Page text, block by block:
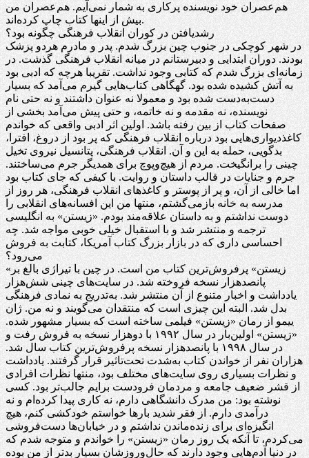
هم‌عصران خود نویسنده پرکاری به شمار نمی‌آیم. هم‌عصران من
بیش از اینها کتاب چاپ کرده‌اند.
رشدیافتن در کوران انقلاب فرهنگی چگونه بود؟
در شهر کوچکی در جنوب چین بزرگ شدم. پدر و مادرم هردو پزشک
بودند. دوران ابتدایی و دبیرستانم در میانه انقلاب فرهنگی گذشت. در
زمانه‌ای بزرگ شدم که کتابی وجود نداشت. تقریبا هرچه که ادبی بود
به آتش کشیده شده بود. گهگاهی کتاب‌هایی گیرم می‌آمد که بسیار
دست‌به‌دست شده بود و معمولا نه عنوان داشتند و نه حتی نام
نویسنده، نه مقدمه و نه خاتمه، و حتی پیش می‌آمد بخشی از
صفحات کتاب از بین رفته باشد. اولین اثر ادبی واقعی که خواندم
کاغذدیواری‌هایی بود درباره انقلاب فرهنگی که پر بود از دروغ، افترا،
بدگویی، حمله به این و آن. انقلاب فرهنگی، پتانسیل نیروی تخیل
چینی را برانگیخت. مردم از هیچ‌وپوچ برای همدیگر جرم می‌ساختند.
جرم و جنایات در قالب داستان و روایت. با کیفی که جای کتاب بود
اما خالی از آن، و پر از پوستر و کاغذهای انقلاب فرهنگی، هر روز از
مدرسه به خانه بازمی‌گشتم، منتها من این افسانه‌های انقلابی را
دوست نداشتم و به داستان علاقه‌مند بودم. «زیستن» به انگلیسی
ترجمه و منتشر شد و با استقبال خیلی خوبی مواجه شد. چه
احساسی داری که در بازار بزرگ کتاب آمریکا، کتابت به فروش
می‌رود؟
«زیستن» پرفروش‌ترین کتاب من است. در چین با تیراژی بالغ بر
پانصدهزار نسخه فروخته شد. در سایت‌های چینی شش‌هزار
یادداشت و اخبار متنوع از آن منتشر شد. به‌تدریج به نمادی فرهنگی
بدل شد. البته این چیزی است که منتقدان می‌گویند و نه من. ژان
ییمو از رمان «زیستن» فیلمی ساخته است که بسیار مشهور شده.
«زیستن» اولین‌بار در سال ۱۹۹۲ با دوهزار نسخه به فروش رفت و
در سال ۱۹۹۸ با پانصدهزار نسخه پرفروش‌ترین کتاب سال شد.
هزاران نفر از خواندن کتاب به‌شدت تحت‌تاثیر قرار گرفتند. یادداشت
و نظرات بسیاری روی سایت‌های مختلف بود، منتها نظرات افرادی
از قشر ضعیف جامعه و مردمان فرودست برایم جالب‌تر بود. کسی
نوشته بود: من مدرک دانشگاهی دارم، نه کاری پیدا کرده‌ام و نه
درآمدی دارم. از فقر شدید بارها خواستم خودکشی کنم، هیچ
انگیزه‌ای برای زنده‌ماندن نداشتم و در خیابان‌ها دست‌فروشی
می‌کردم، تا آنکه یک روز رمان «زیستن» را خواندم و متوجه شدم که
در دنیا آدم‌هایی وجود دارند که حال‌وروزشان بسیار بدتر از من بوده